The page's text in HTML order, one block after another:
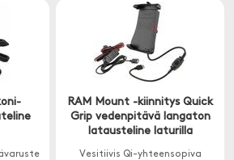
RAM Mount -kiinnitys Quick
Grip vedenpitävä langaton
latausteline laturilla
Vesitiivis Qi-yhteensopiva